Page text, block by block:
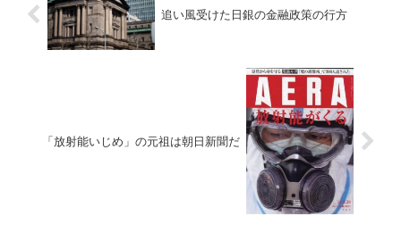
追い風受けた日銀の金融政策の行方
「放射能いじめ」の元祖は朝日新聞だ